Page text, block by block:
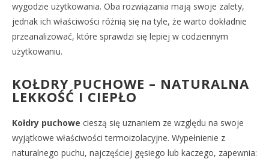
wygodzie użytkowania. Oba rozwiązania mają swoje zalety,
jednak ich właściwości różnią się na tyle, że warto dokładnie
przeanalizować, które sprawdzi się lepiej w codziennym
użytkowaniu.
KOŁDRY PUCHOWE – NATURALNA
LEKKOŚĆ I CIEPŁO
Kołdry puchowe cieszą się uznaniem ze względu na swoje
wyjątkowe właściwości termoizolacyjne. Wypełnienie z
naturalnego puchu, najczęściej gęsiego lub kaczego, zapewnia: